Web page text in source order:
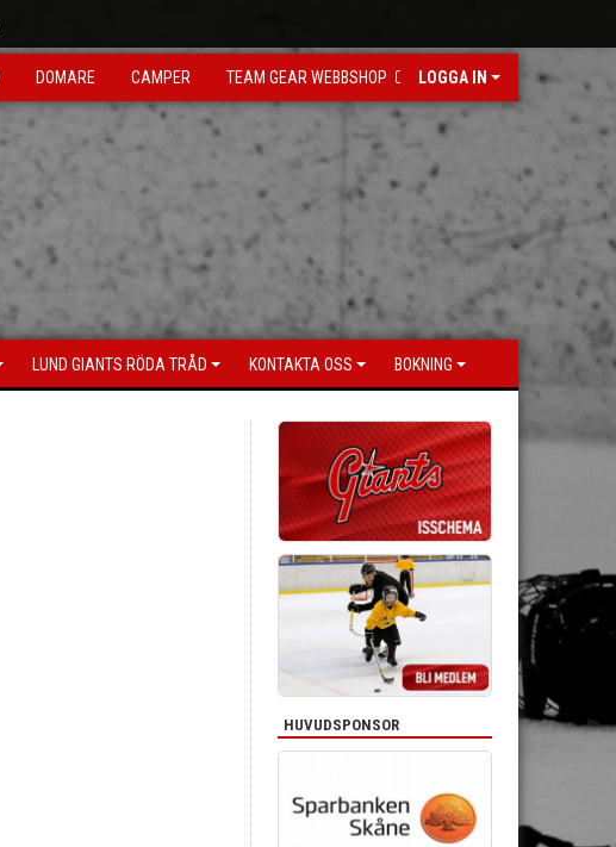
DOMARE CAMPER TEAM GEAR WEBBSHOP LOGGA IN
LUND GIANTS RÖDA TRÅD KONTAKTA OSS BOKNING
HUVUDSPONSOR